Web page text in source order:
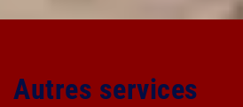
Autres services